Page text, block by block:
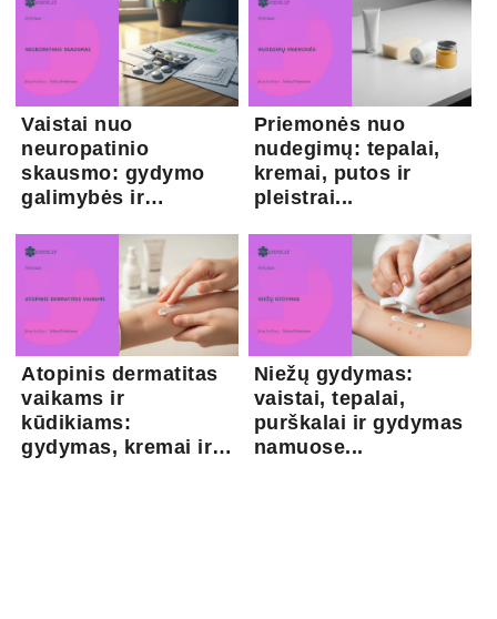
Vaistai nuo
neuropatinio
skausmo: gydymo
galimybės ir
Priemonės nuo
nudegimų: tepalai,
kremai, putos ir
pleistrai...
Atopinis dermatitas
vaikams ir
kūdikiams:
gydymas, kremai ir
Niežų gydymas:
vaistai, tepalai,
purškalai ir gydymas
namuose...